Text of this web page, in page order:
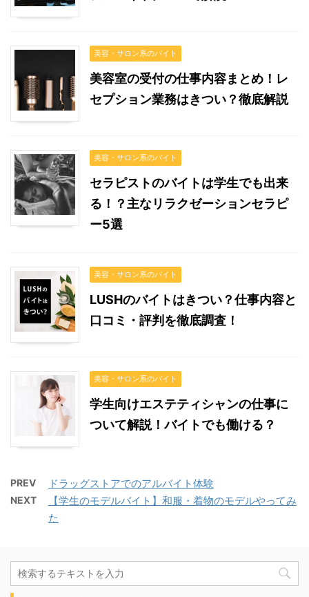
美容・サロン系のバイト
美容室の受付の仕事内容まとめ！レ
セプション業務はきつい？徹底解説
美容・サロン系のバイト
セラピストのバイトは学生でも出来
る！？主なリラクゼーションセラピ
ー5選
美容・サロン系のバイト
LUSHのバイトはきつい？仕事内容と
口コミ・評判を徹底調査！
美容・サロン系のバイト
学生向けエステティシャンの仕事に
ついて解説！バイトでも働ける？
PREV ドラッグストアでのアルバイト体験
NEXT
【学生のモデルバイト】和服・着物のモデルやってみ
た